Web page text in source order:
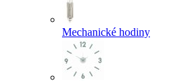
Mechanické hodiny